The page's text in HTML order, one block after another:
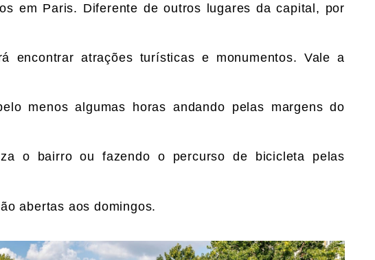
em Paris. Diferente de outros lugares da capital, por
encontrar atrações turísticas e monumentos. Vale a
menos algumas horas andando pelas margens do
o bairro ou fazendo o percurso de bicicleta pelas
abertas aos domingos.